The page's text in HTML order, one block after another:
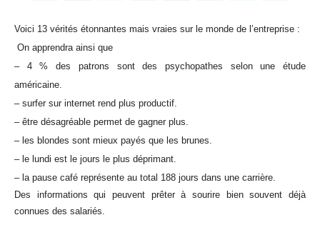
Voici 13 vérités étonnantes mais vraies sur le monde de l’entreprise :
On apprendra ainsi que
– 4 % des patrons sont des psychopathes selon une étude
américaine.
– surfer sur internet rend plus productif.
– être désagréable permet de gagner plus.
– les blondes sont mieux payés que les brunes.
– le lundi est le jours le plus déprimant.
– la pause café représente au total 188 jours dans une carrière.
Des informations qui peuvent prêter à sourire bien souvent déjà
connues des salariés.